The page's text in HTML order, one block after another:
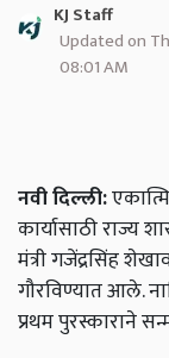
KJ Staff
Updated on
08:01 AM
नवी दिल्ली:
कार्यासाठी राज्य
मंत्री गजेंद्रसिंह
गौरविण्यात आले.
प्रथम पुरस्काराने